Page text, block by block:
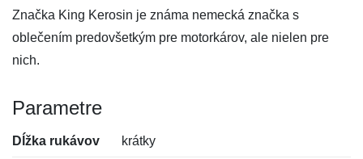
Značka King Kerosin je známa nemecká značka s
oblečením predovšetkým pre motorkárov, ale nielen pre
nich.
Parametre
Dĺžka rukávov krátky